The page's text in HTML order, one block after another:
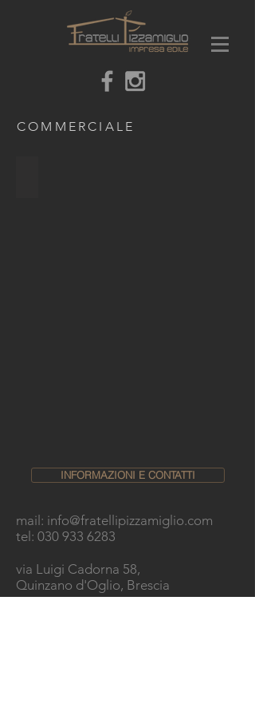
COMMERCIALE
mail: info@fratellipizzamiglio.com
tel: 030 933 6283
via Luigi Cadorna 58,
Quinzano d'Oglio, Brescia
INFORMAZIONI E CONTATTI